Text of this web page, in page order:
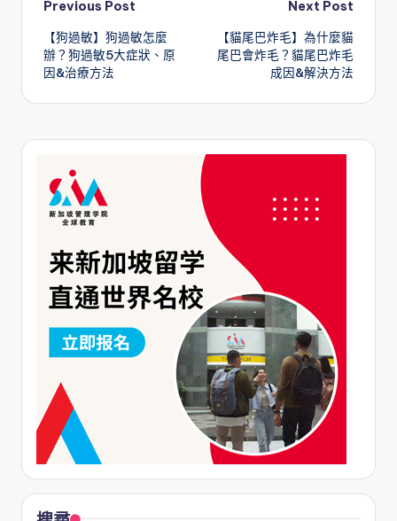
Post
navigation
Previous Post
【狗過敏】狗過敏怎麼
辦？狗過敏5大症狀、原
因&治療方法
Next Post
【貓尾巴炸毛】為什麼貓
尾巴會炸毛？貓尾巴炸毛
成因&解決方法